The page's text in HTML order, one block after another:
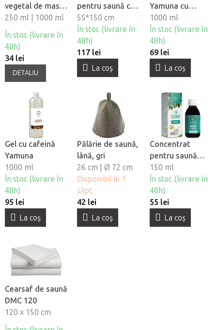
vegetal de masaj
- Rodie
250 ml | 1000 ml
În stoc (livrare în
48h)
34 lei
DETALIU
pentru saună cu
broderie,
bumbac, gri
55*150 cm
În stoc (livrare în
48h)
117 lei
La coş
Yamuna cu
Mango
1000 ml
În stoc (livrare în
48h)
69 lei
La coş
Gel cu cafeină
Yamuna
1000 ml
În stoc (livrare în
48h)
95 lei
La coş
Pălărie de saună,
lână, gri
26 cm | Ø 72 cm
Disponibil în 1
săpt.
42 lei
La coş
Concentrat
pentru saună
Menta Lavanda
150 ml
În stoc (livrare în
48h)
55 lei
La coş
Cearsaf de saună
DMC 120
120 x 150 cm